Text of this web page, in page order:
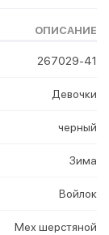
ОПИСАНИЕ
267029-41
Девочки
черный
Зима
Войлок
Мех шерстяной